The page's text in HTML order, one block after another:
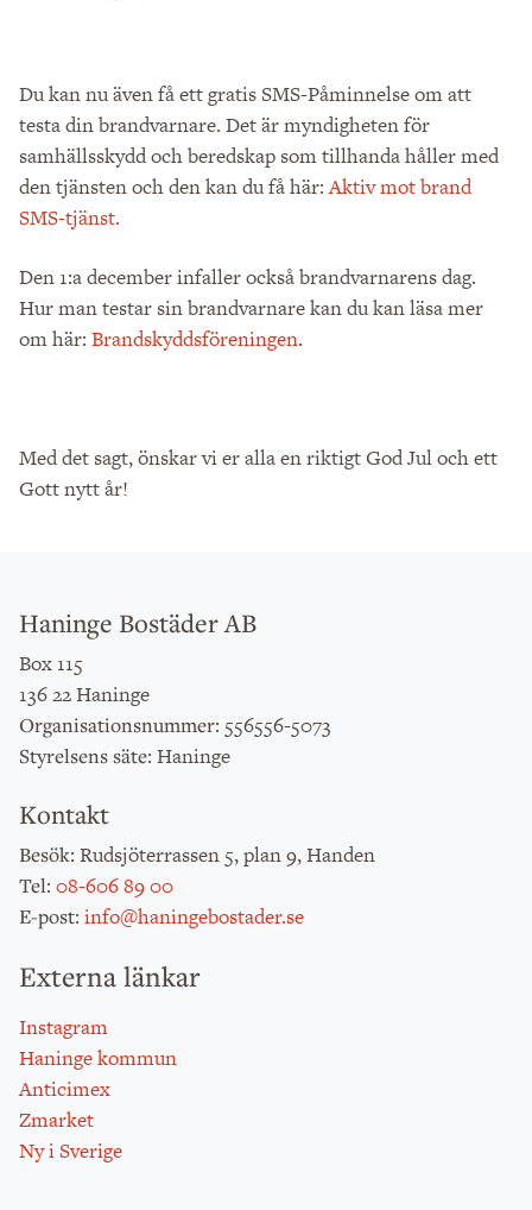
Du kan nu även få ett gratis SMS-Påminnelse om att
testa din brandvarnare. Det är myndigheten för
samhällsskydd och beredskap som tillhanda håller med
den tjänsten och den kan du få här:Aktiv mot brand
SMS-tjänst.
Den 1:a december infaller också brandvarnarens dag.
Hur man testar sin brandvarnare kan du kan läsa mer
om här: Brandskyddsföreningen.
Med det sagt, önskar vi er alla en riktigt God Jul och ett
Gott nytt år!
Haninge Bostäder AB
Box 115
136 22 Haninge
Organisationsnummer: 556556-5073
Styrelsens säte: Haninge
Kontakt
Besök: Rudsjöterrassen 5, plan 9, Handen
Tel: 08-606 89 00
E-post: info@haningebostader.se
Externa länkar
Instagram
Haninge kommun
Anticimex
Zmarket
Ny i Sverige